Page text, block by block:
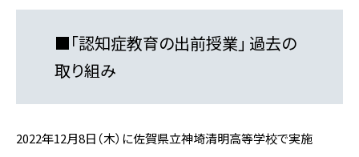
■「認知症教育の出前授業」 過去の
取り組み
2022年12月8日（木）に佐賀県立神埼清明高等学校で実施